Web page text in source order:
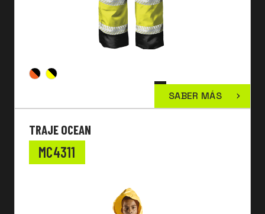
SABER MÁS
TRAJE OCEAN
MC4311